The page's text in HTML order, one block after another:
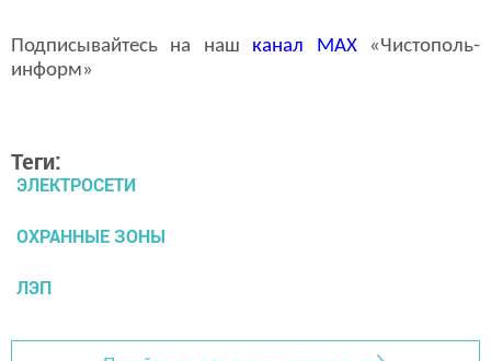
Подписывайтесь на наш канал MAX«Чистополь-
информ»
Теги:
ЭЛЕКТРОСЕТИ
ОХРАННЫЕ ЗОНЫ
ЛЭП